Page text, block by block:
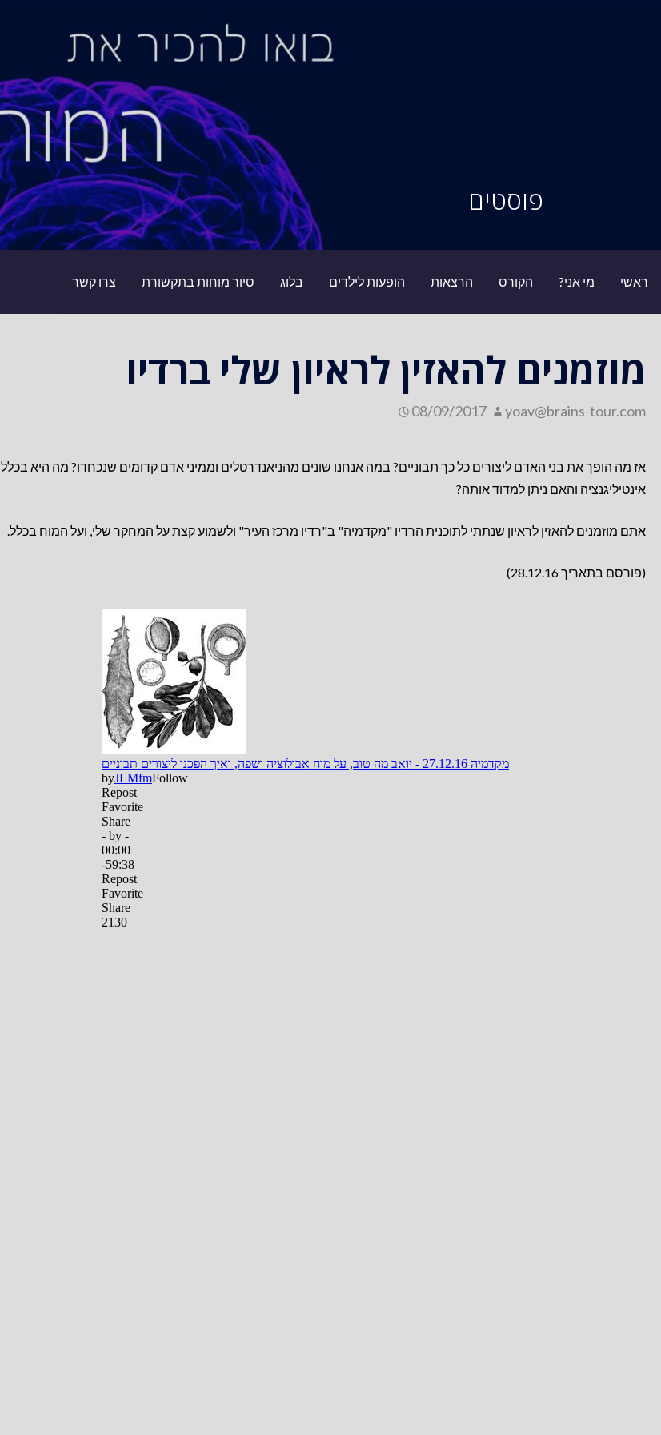
פוסטים
ראשי מי אני? הקורס הרצאות הופעות לילדים בלוג סיור מוחות בתקשורת צרו קשר
מוזמנים להאזין לראיון שלי ברדיו
08/09/2017 yoav@brains-tour.com
אז מה הופך את בני האדם ליצורים כל כך תבוניים? במה אנחנו שונים מהניאנדרטלים וממיני אדם קדומים שנכחדו? מה היא בכלל
אינטיליגנציה והאם ניתן למדוד אותה?
אתם מוזמנים להאזין לראיון שנתתי לתוכנית הרדיו "מקדמיה" ב"רדיו מרכז העיר" ולשמוע קצת על המחקר שלי, ועל המוח בכלל.
(פורסם בתאריך 28.12.16)